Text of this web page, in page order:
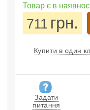
Товар є в
711 грн.
Купити в один
Задати
питання